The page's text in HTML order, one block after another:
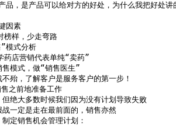
，是产品可以给对方的好处，为什么我把好处讲
因素
榜样，少走弯路
模式分析
药店营销代表单纯“卖药”
模式，做“销售医生”
殆，了解客户是服务客户的第一步！
之前地准备工作
绝大多数时候我们因为没有计划导致失败
一定是走在最前面的，销售亦然
定销售机会管理计划：